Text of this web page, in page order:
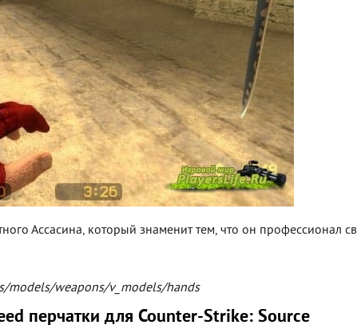
Ассасина, который знаменит тем, что он профессионал
models/weapons/v_models/hands
перчатки для Counter-Strike: Source